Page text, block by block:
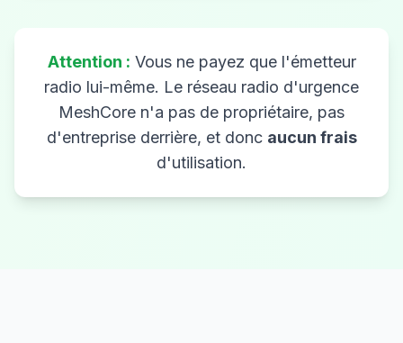
Attention : Vous ne payez que l'émetteur
radio lui-même. Le réseau radio d'urgence
MeshCore n'a pas de propriétaire, pas
d'entreprise derrière, et donc aucun frais
d'utilisation.